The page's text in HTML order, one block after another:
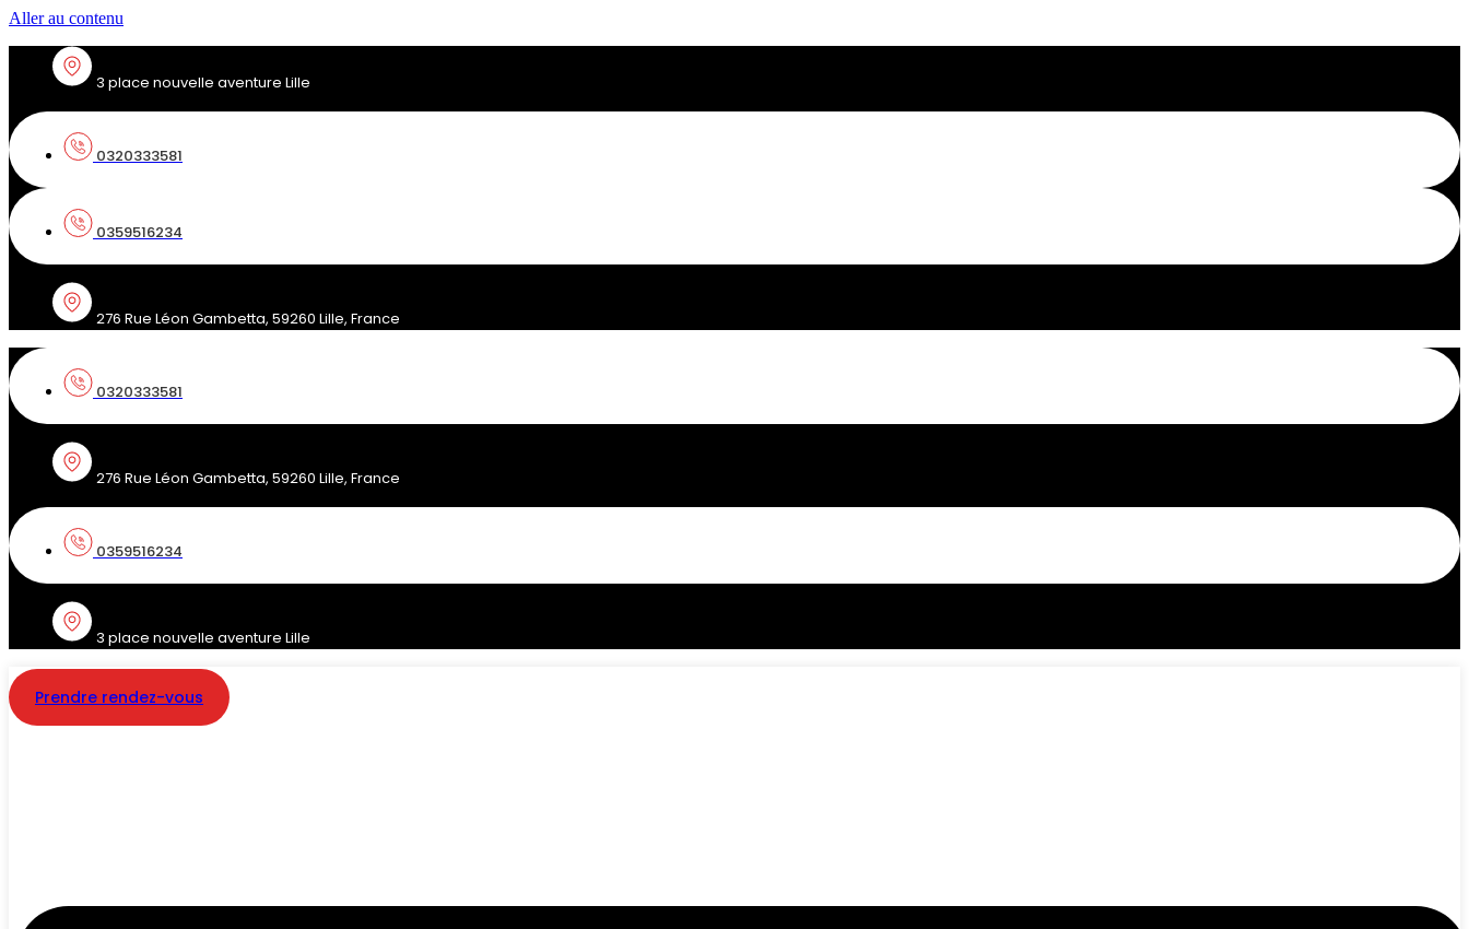
Aller au contenu
3 place nouvelle aventure Lille
0320333581
0359516234
276 Rue Léon Gambetta, 59260 Lille, France
0320333581
276 Rue Léon Gambetta, 59260 Lille, France
0359516234
3 place nouvelle aventure Lille
Prendre rendez-vous